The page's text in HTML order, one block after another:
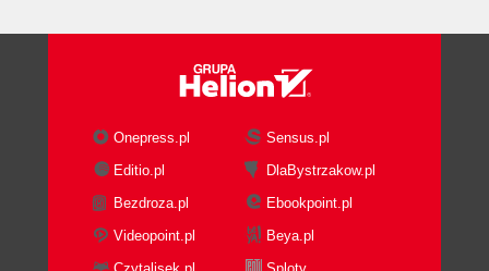
się czarny ekran (180)
Podczas instalacji MS Windows XP pojawia
Zawieszanie się komputera w trakcie
instalacji MS Windows XP (181)
Po załadowaniu systemu ekran monitora
pozostaje czarny (184)
Onepress.pl
Sensus.pl
Editio.pl
DlaBystrzakow.pl
Bezdroza.pl
Ebookpoint.pl
Videopoint.pl
Beya.pl